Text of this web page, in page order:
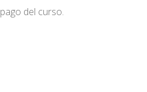
del curso.